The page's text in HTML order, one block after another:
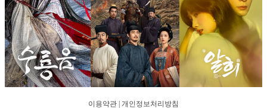
이용약관 개인정보처리방침